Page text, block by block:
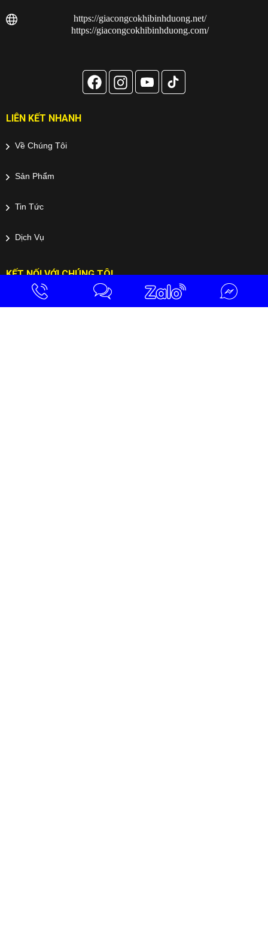
https://giacongcokhibinhduong.net/
https://giacongcokhibinhduong.com/
LIÊN KẾT NHANH
Về Chúng Tôi
Sản Phẩm
Tin Tức
Dịch Vụ
KẾT NỐI VỚI CHÚNG TÔI